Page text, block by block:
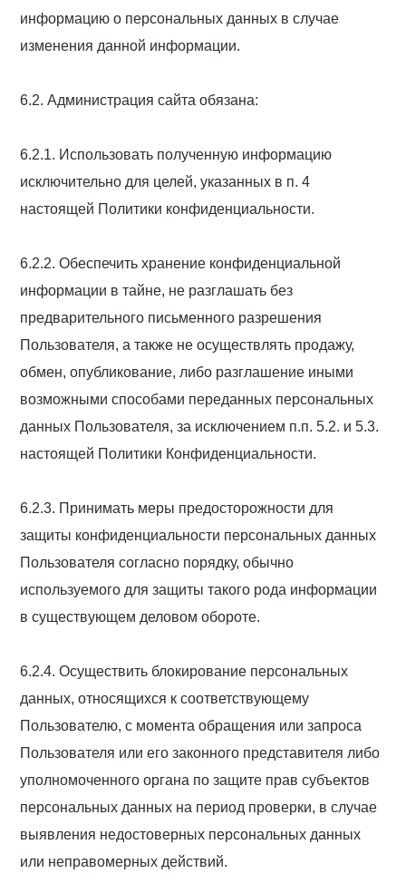
информацию о персональных данных в случае
изменения данной информации.
6.2. Администрация сайта обязана:
6.2.1. Использовать полученную информацию
исключительно для целей, указанных в п. 4
настоящей Политики конфиденциальности.
6.2.2. Обеспечить хранение конфиденциальной
информации в тайне, не разглашать без
предварительного письменного разрешения
Пользователя, а также не осуществлять продажу,
обмен, опубликование, либо разглашение иными
возможными способами переданных персональных
данных Пользователя, за исключением п.п. 5.2. и 5.3.
настоящей Политики Конфиденциальности.
6.2.3. Принимать меры предосторожности для
защиты конфиденциальности персональных данных
Пользователя согласно порядку, обычно
используемого для защиты такого рода информации
в существующем деловом обороте.
6.2.4. Осуществить блокирование персональных
данных, относящихся к соответствующему
Пользователю, с момента обращения или запроса
Пользователя или его законного представителя либо
уполномоченного органа по защите прав субъектов
персональных данных на период проверки, в случае
выявления недостоверных персональных данных
или неправомерных действий.